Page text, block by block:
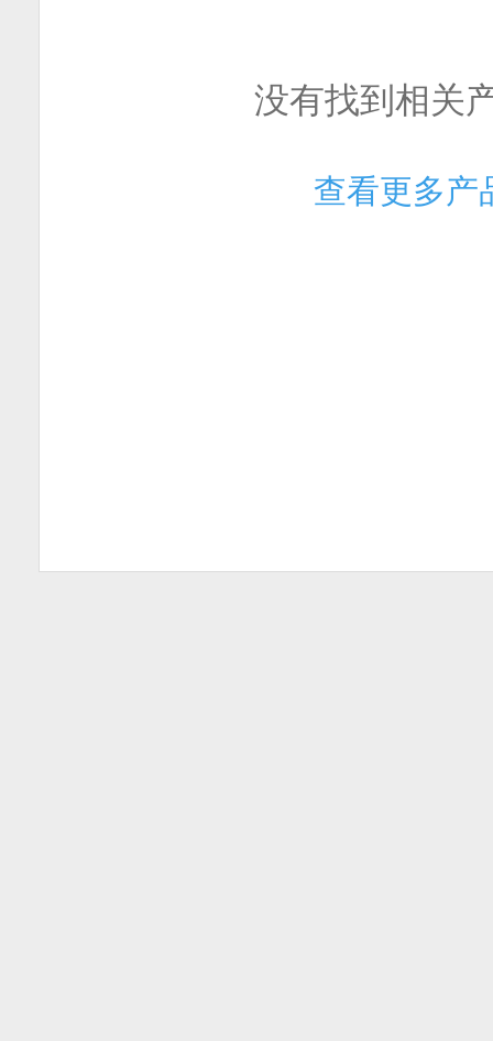
没有找到相关
查看更多产